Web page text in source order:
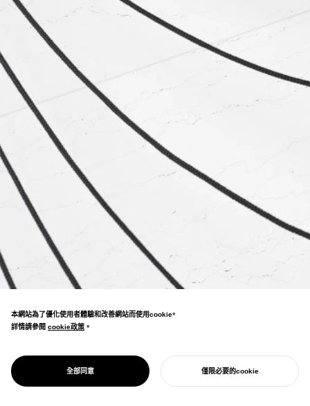
GGG/
FORCE
從懸鏈線探討力與形的關係，探求阻力與均衡
本網站為了優化使用者體驗和改善網站而使用cookie。
詳情請參閱 cookie政策
cookie政策 。
全部同意 僅限必要的cookie